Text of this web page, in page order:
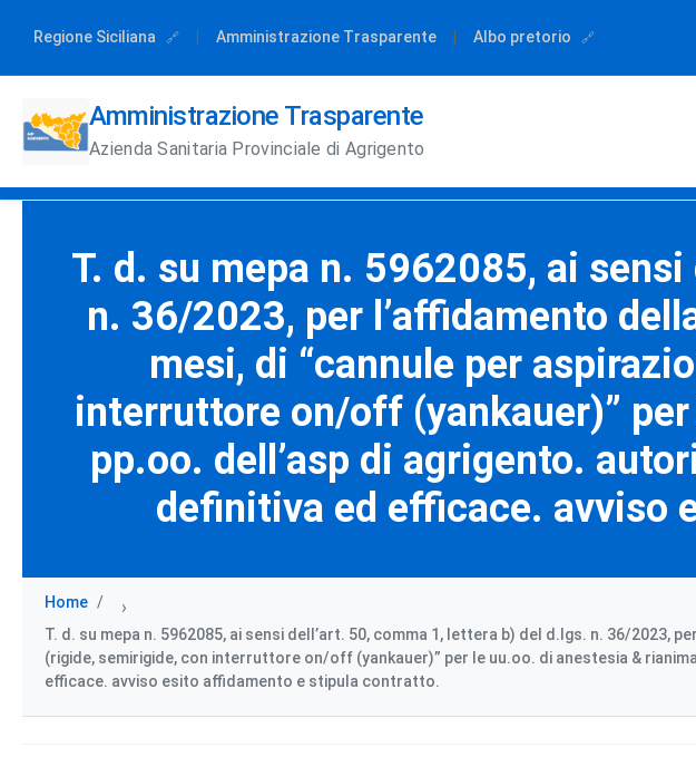
Regione Siciliana Amministrazione Trasparente Albo pretorio
Amministrazione Trasparente
Azienda Sanitaria Provinciale di Agrigento
T. d. su mepa n. 5962085, ai
n. 36/2023, per l’affidamento
mesi, di “cannule per
interruttore on/off (yankauer)”
pp.oo. dell’asp di agrigento.
definitiva ed efficace. avviso
Home ›
T. d. su mepa n. 5962085, ai sensi dell’art. 50, comma 1, lettera b) del d.lgs. n. 36/
(rigide, semirigide, con interruttore on/off (yankauer)” per le uu.oo. di anestesia &
efficace. avviso esito affidamento e stipula contratto.